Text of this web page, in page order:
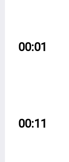
00:01
00:11